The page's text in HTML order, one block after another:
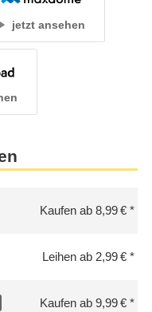
jetzt ansehen
Kaufen ab 8,99 €
Leihen ab 2,99 €
Kaufen ab 9,99 €